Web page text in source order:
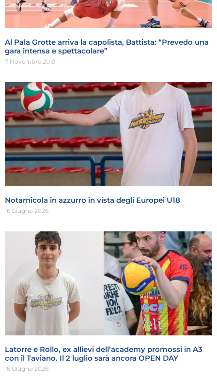
Al Pala Grotte arriva la capolista, Battista: “Prevedo una
gara intensa e spettacolare”
7 Novembre 2019
Notarnicola in azzurro in vista degli Europei U18
16 Giugno 2026
Latorre e Rollo, ex allievi dell’academy promossi in A3
con il Taviano. Il 2 luglio sarà ancora OPEN DAY
15 Giugno 2026